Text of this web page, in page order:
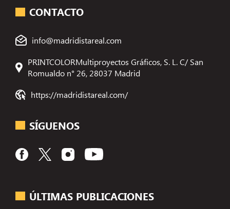
ÚLTIMAS PUBLICACIONES
CONTACTO
info@madridistareal.com
PRINTCOLORMultiproyectos Gráficos, S. L. C/ San
Romualdo n° 26, 28037 Madrid
https://madridistareal.com/
SÍGUENOS